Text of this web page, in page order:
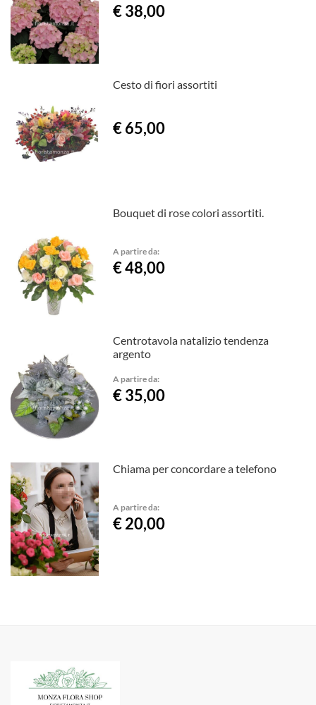
€ 38,00
Cesto di fiori assortiti
€ 65,00
Bouquet di rose colori assortiti.
A partire da:
€ 48,00
Centrotavola natalizio tendenza
argento
A partire da:
€ 35,00
Chiama per concordare a telefono
A partire da:
€ 20,00